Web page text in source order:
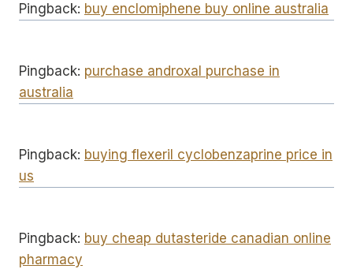
Pingback: buy enclomiphene buy online australia
Pingback: purchase androxal purchase in
australia
Pingback: buying flexeril cyclobenzaprine price in
us
Pingback: buy cheap dutasteride canadian online
pharmacy